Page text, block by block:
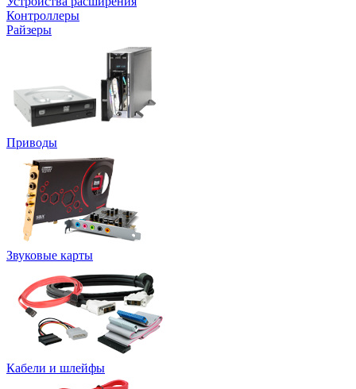
Контроллеры
Райзеры
Приводы
Звуковые карты
Кабели и шлейфы